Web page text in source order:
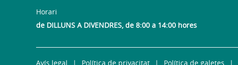
Horari
de DILLUNS A DIVENDRES, de 8:00 a 14:00 hores
Avís legal Política de privacitat Política de galetes